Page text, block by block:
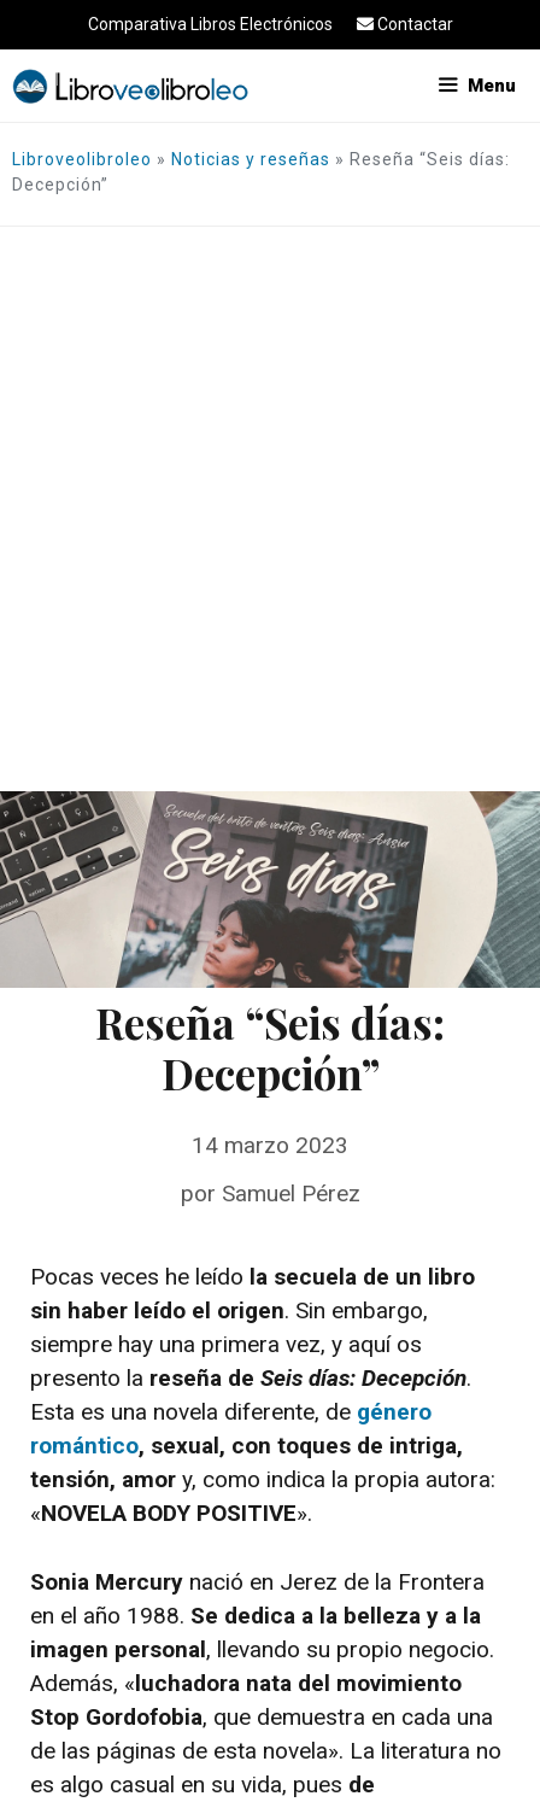
al
contenido
Comparativa Libros Electrónicos Contactar
Menu
Libroveolibroleo » Noticias y reseñas » Reseña “Seis días:
Decepción”
Reseña “Seis días:
Decepción”
14 marzo 2023
por Samuel Pérez
Pocas veces he leído la secuela de un libro
sin haber leído el origen. Sin embargo,
siempre hay una primera vez, y aquí os
presento la reseña de Seis días: Decepción.
Esta es una novela diferente, de género
romántico, sexual, con toques de intriga,
tensión, amor y, como indica la propia autora:
«NOVELA BODY POSITIVE».
Sonia Mercury nació en Jerez de la Frontera
en el año 1988. Se dedica a la belleza y a la
imagen personal, llevando su propio negocio.
Además, «luchadora nata del movimiento
Stop Gordofobia, que demuestra en cada una
de las páginas de esta novela». La literatura no
es algo casual en su vida, pues de